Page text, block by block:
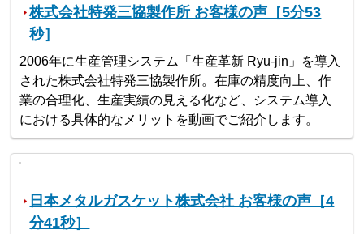
株式会社特発三協製作所 お客様の声［5分53
秒］
2006年に生産管理システム「生産革新 Ryu-jin」を導入
された株式会社特発三協製作所。在庫の精度向上、作
業の合理化、生産実績の見える化など、システム導入
における具体的なメリットを動画でご紹介します。
日本メタルガスケット株式会社 お客様の声［4
分41秒］